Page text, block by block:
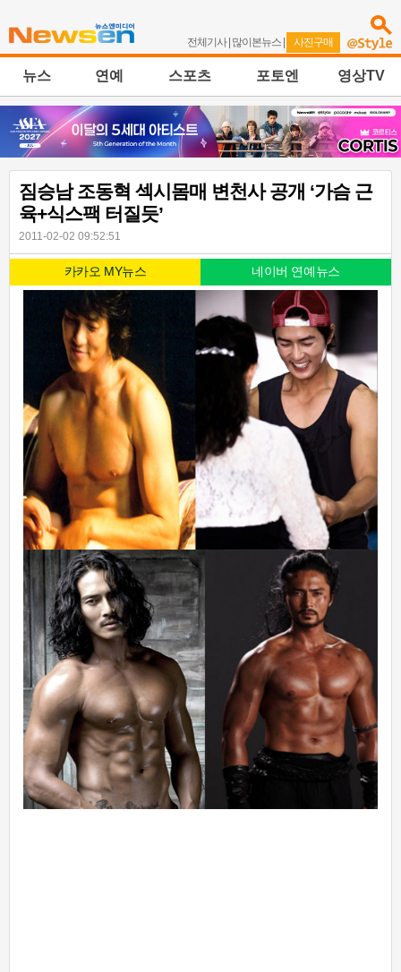
전체기사| 많이본뉴스 | 사진구매
뉴스 연예 스포츠 포토엔 영상TV
짐승남 조동혁 섹시몸매 변천사 공개 ‘가슴 근
육+식스팩 터질듯’
2011-02-02 09:52:51
카카오 MY뉴스 네이버 연예뉴스